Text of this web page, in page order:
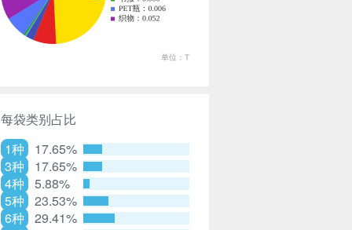
每袋类别占比
1种
17.65%
3种
17.65%
4种
5.88%
5种
23.53%
6种
29.41%